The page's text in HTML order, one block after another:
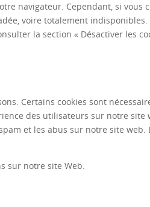
navigateur. Cependant, si vous
voire totalement
la section « Désactiver les
Certains cookies sont
des utilisateurs sur notre
et les abus sur notre site web.
sur notre site Web.